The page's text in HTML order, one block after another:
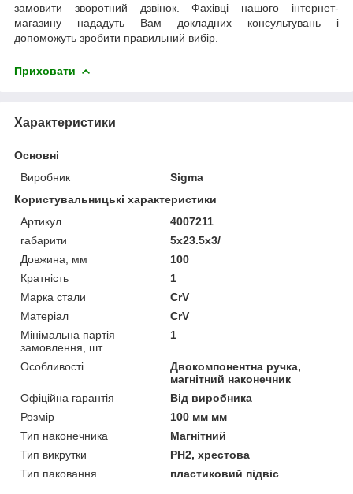
замовити зворотний дзвінок. Фахівці нашого інтернет-
магазину нададуть Вам докладних консультувань і
допоможуть зробити правильний вибір.
Приховати
Характеристики
Основні
Виробник
Sigma
Користувальницькі характеристики
Артикул
4007211
габарити
5x23.5x3/
Довжина, мм
100
Кратність
1
Марка стали
CrV
Матеріал
CrV
Мінімальна партія
замовлення, шт
1
Особливості
Двокомпонентна ручка,
магнітний наконечник
Офіційна гарантія
Від виробника
Розмір
100 мм мм
Тип наконечника
Магнітний
Тип викрутки
PH2, хрестова
Тип паковання
пластиковий підвіс